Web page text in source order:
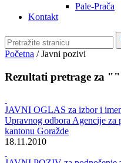
Općine
Pale-Prača
Kontakt
Javni pozivi
Rezultati pretrage za ""